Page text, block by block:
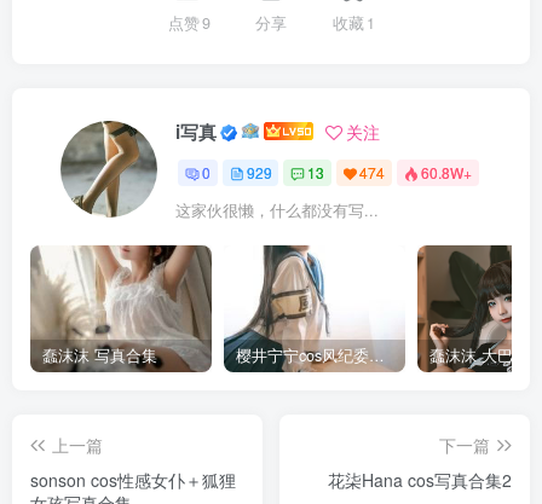
点赞9 分享 收藏 1
i写真 关注
0 929 13 474 60.8W+
这家伙很懒，什么都没有写...
蠢沫沫 写真合集 樱井宁宁cos风纪委员写真套图
上一篇
sonson cos性感女仆＋狐狸
下一篇
花柒Hana cos写真合集2